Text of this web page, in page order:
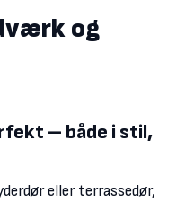
og
– både i stil,
eller terrassedør,